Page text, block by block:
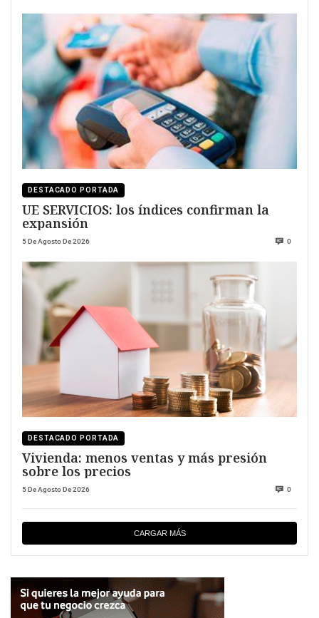
DESTACADO PORTADA
UE SERVICIOS: los índices confirman la
expansión
5 De Agosto De 2026 0
DESTACADO PORTADA
Vivienda: menos ventas y más presión
sobre los precios
5 De Agosto De 2026 0
CARGAR MÁS